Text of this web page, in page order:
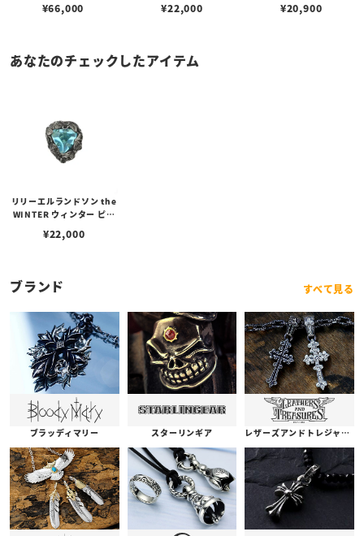
¥66,000 ¥22,000 ¥20,900
あなたのチェックしたアイテム
リリーエルランドソン the
WINTER ウィンター ピア
ルー
¥22,000
ブランド すべて見る
ブラッディマリー スターリンギア レザーズアンドトレジャーズ